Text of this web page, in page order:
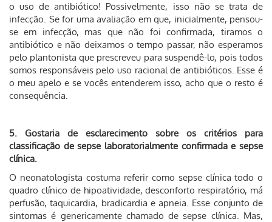
o uso de antibiótico! Possivelmente, isso não se trata de
infecção. Se for uma avaliação em que, inicialmente, pensou-
se em infecção, mas que não foi confirmada, tiramos o
antibiótico e não deixamos o tempo passar, não esperamos
pelo plantonista que prescreveu para suspendê-lo, pois todos
somos responsáveis pelo uso racional de antibióticos. Esse é
o meu apelo e se vocês entenderem isso, acho que o resto é
consequência.
5. Gostaria de esclarecimento sobre os critérios para
classificação de sepse laboratorialmente confirmada e sepse
clínica.
O neonatologista costuma referir como sepse clínica todo o
quadro clínico de hipoatividade, desconforto respiratório, má
perfusão, taquicardia, bradicardia e apneia. Esse conjunto de
sintomas é genericamente chamado de sepse clínica. Mas,